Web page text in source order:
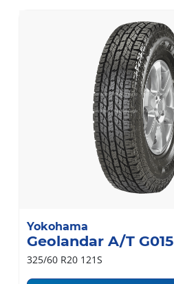
Yokohama
Geolandar A/T G015
325/60 R20 121S